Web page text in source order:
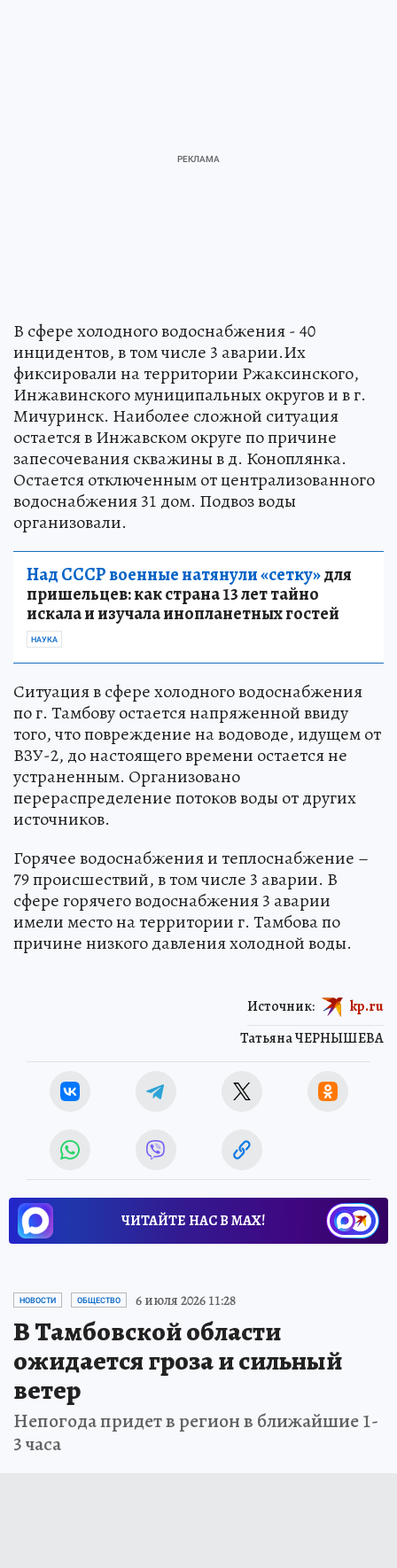
В сфере холодного водоснабжения - 40
инцидентов, в том числе 3 аварии.Их
фиксировали на территории Ржаксинского,
Инжавинского муниципальных округов и в г.
Мичуринск. Наиболее сложной ситуация
остается в Инжавском округе по причине
запесочевания скважины в д. Коноплянка.
Остается отключенным от централизованного
водоснабжения 31 дом. Подвоз воды
организовали.
Над СССР военные натянули «сетку»для
пришельцев: как страна 13 лет тайно
искала и изучала инопланетных гостей
НАУКА
Ситуация в сфере холодного водоснабжения
по г. Тамбову остается напряженной ввиду
того, что повреждение на водоводе, идущем от
ВЗУ-2, до настоящего времени остается не
устраненным. Организовано
перераспределение потоков воды от других
источников.
Горячее водоснабжения и теплоснабжение –
79 происшествий, в том числе 3 аварии. В
сфере горячего водоснабжения 3 аварии
имели место на территории г. Тамбова по
причине низкого давления холодной воды.
Татьяна ЧЕРНЫШЕВА
Источник: kp.ru
ЧИТАЙТЕ НАС В МАХ!
НОВОСТИ ОБЩЕСТВО 6 июля 2026 11:28
В Тамбовской области
ожидается гроза и сильный
ветер
Непогода придет в регион в ближайшие 1-
3 часа